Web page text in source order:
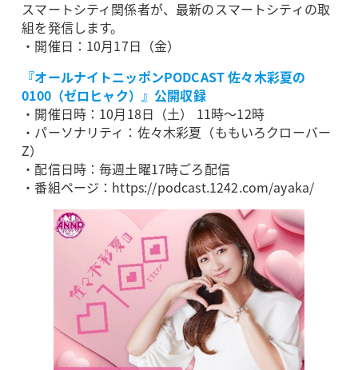
スマートシティ関係者が、最新のスマートシティの取
組を発信します。
・開催日：10月17日（金）
『オールナイトニッポンPODCAST 佐々木彩夏の
0100（ゼロヒャク）』公開収録
・開催日時：10月18日（土） 11時～12時
・パーソナリティ：佐々木彩夏（ももいろクローバー
Z）
・配信日時：毎週土曜17時ごろ配信
・番組ページ：https://podcast.1242.com/ayaka/